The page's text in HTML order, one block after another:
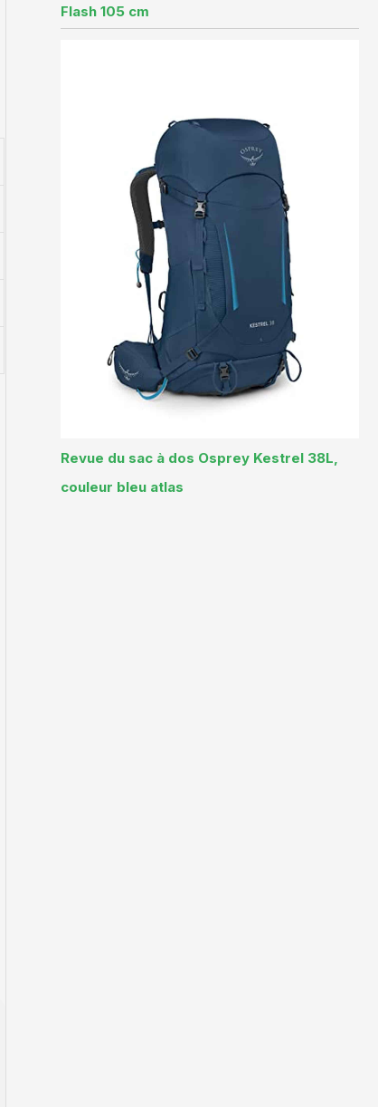
Flash 105 cm
Revue du sac à dos Osprey Kestrel 38L,
couleur bleu atlas